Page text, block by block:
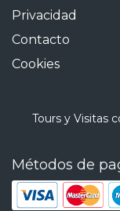
Privacidad
Contacto
Cookies
Tours y Visitas
Métodos de